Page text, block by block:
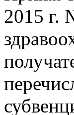
2015 г.